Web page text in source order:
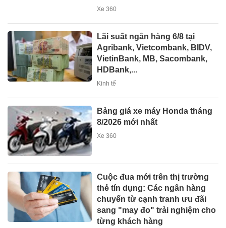
Xe 360
Lãi suất ngân hàng 6/8 tại
Agribank, Vietcombank, BIDV,
VietinBank, MB, Sacombank,
HDBank,...
Kinh tế
Bảng giá xe máy Honda tháng
8/2026 mới nhất
Xe 360
Cuộc đua mới trên thị trường
thẻ tín dụng: Các ngân hàng
chuyển từ cạnh tranh ưu đãi
sang "may đo" trải nghiệm cho
từng khách hàng